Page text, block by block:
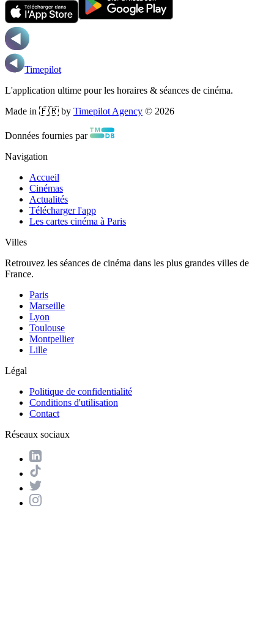
Timepilot
L'application ultime pour les horaires & séances de cinéma.
Made in 🇫🇷 by Timepilot Agency © 2026
Données fournies par
Navigation
Accueil
Cinémas
Actualités
Télécharger l'app
Les cartes cinéma à Paris
Villes
Retrouvez les séances de cinéma dans les plus grandes villes de
France.
Paris
Marseille
Lyon
Toulouse
Montpellier
Lille
Légal
Politique de confidentialité
Conditions d'utilisation
Contact
Réseaux sociaux